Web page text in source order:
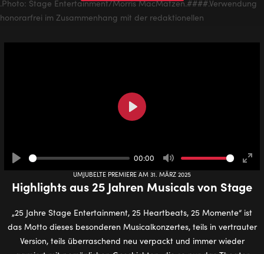
UMJUBELTE PREMIERE AM 31. MÄRZ 2025
Highlights aus 25 Jahren Musicals von Stage
„25 Jahre Stage Entertainment, 25 Heartbeats, 25 Momente“ ist
das Motto dieses besonderen Musicalkonzertes, teils in vertrauter
Version, teils überraschend neu verpackt und immer wieder
00:00
Mute
Play